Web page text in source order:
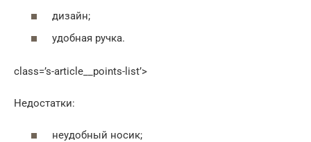
дизайн;
удобная ручка.
class=’s-article__points-list’>
Недостатки:
неудобный носик;